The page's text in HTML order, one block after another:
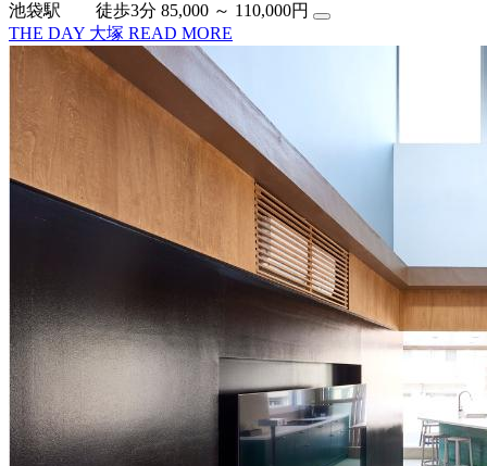
池袋駅 徒歩3分 85,000 ～ 110,000円
THE DAY 大塚 READ MORE